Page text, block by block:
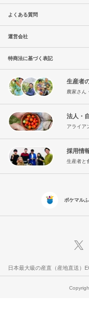
よくある質問
運営会社
特商法に基づく表記
生産者
農家さん
法人・
アライア
採用情
生産者と
ポケマル
日本最大級の産直（産地直送）